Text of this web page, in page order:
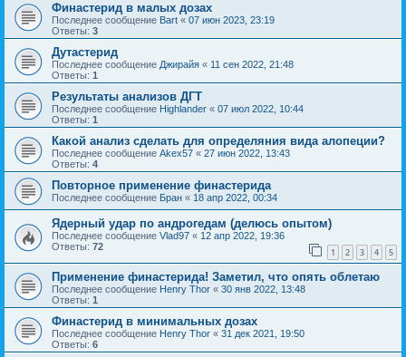
Финастерид в малых дозах
Последнее сообщение Bart « 07 июн 2023, 23:19
Ответы: 3
Дутастерид
Последнее сообщение Джирайя « 11 сен 2022, 21:48
Ответы: 1
Результаты анализов ДГТ
Последнее сообщение Highlander « 07 июл 2022, 10:44
Ответы: 1
Какой анализ сделать для определяния вида алопеции?
Последнее сообщение Akex57 « 27 июн 2022, 13:43
Ответы: 4
Повторное применение финастерида
Последнее сообщение Бран « 18 апр 2022, 00:34
Ядерный удар по андрогедам (делюсь опытом)
Последнее сообщение Vlad97 « 12 апр 2022, 19:36
Ответы: 72 1 2 3 4 5
Применение финастерида! Заметил, что опять облетаю
Последнее сообщение Henry Thor « 30 янв 2022, 13:48
Ответы: 1
Финастерид в минимальных дозах
Последнее сообщение Henry Thor « 31 дек 2021, 19:50
Ответы: 6